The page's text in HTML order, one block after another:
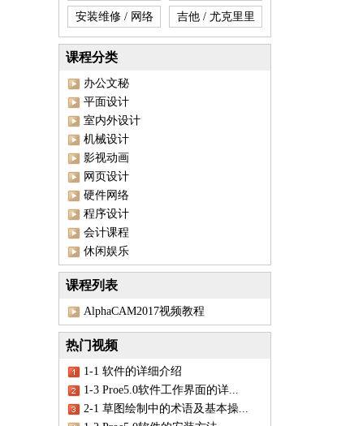
安装维修 / 网络 吉他 / 尤克里里
课程分类
办公文秘
平面设计
室内外设计
机械设计
影视动画
网页设计
硬件网络
程序设计
会计课程
休闲娱乐
课程列表
AlphaCAM2017视频教程
热门视频
1-1 软件的详细介绍
1-3 Proe5.0软件工作界面的详...
2-1 草图绘制中的术语及基本操...